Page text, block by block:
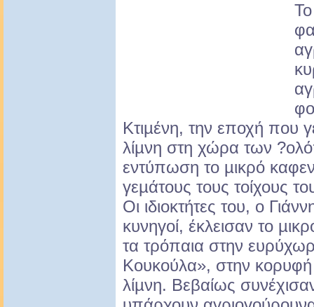
Κτιµένη, την εποχή που
λίµνη στη χώρα των
εντύπωση το µικρό
γεµάτους τους τοίχους
Οι ιδιοκτήτες του, ο
κυνηγοί, έκλεισαν το
τα τρόπαια στην
Κουκούλα», στην
λίµνη. Βεβαίως